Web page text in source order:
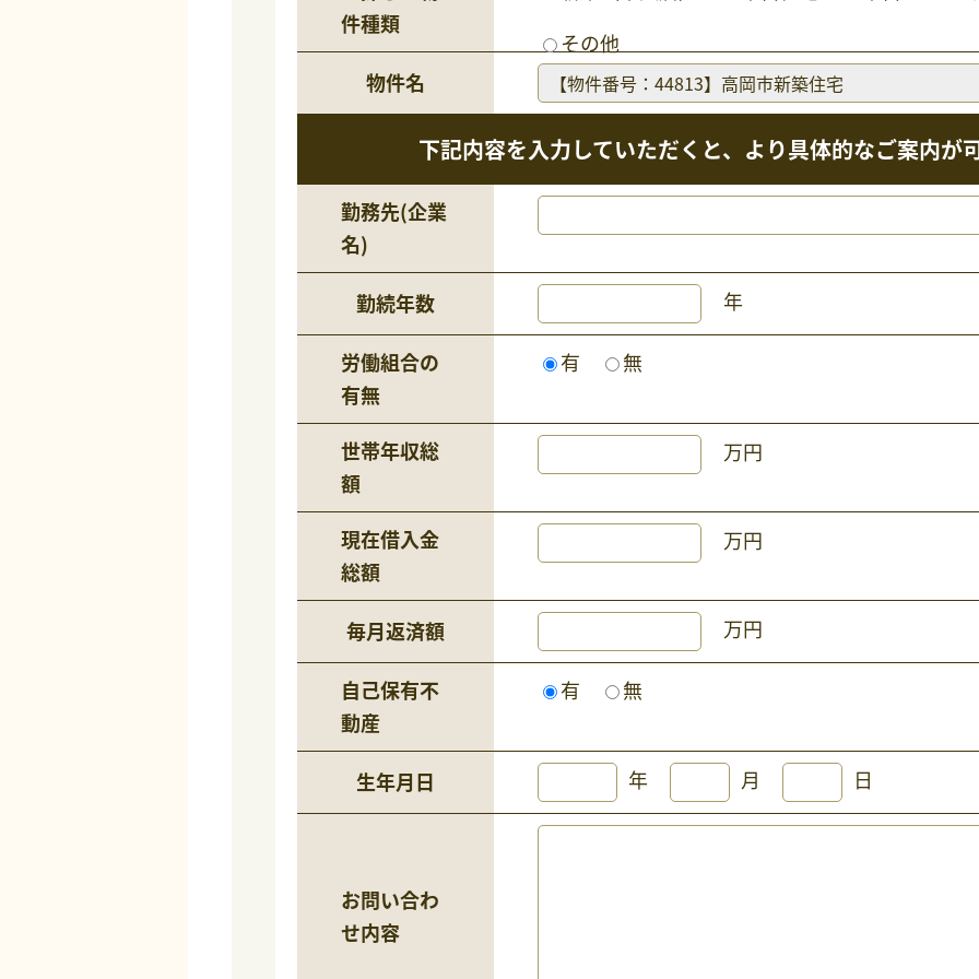
件種類
その他
物件名
下記内容を入力していただくと、より具体的なご案内が
勤務先(企業
名)
勤続年数
年
労働組合の
有無
有 無
世帯年収総
額
万円
現在借入金
総額
万円
毎月返済額 万円
自己保有不
動産
有 無
生年月日 年 月 日
お問い合わ
せ内容